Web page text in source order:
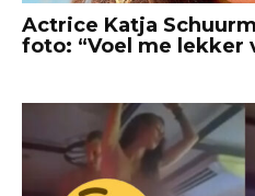
Actrice Katja
foto: “Voel me lekker